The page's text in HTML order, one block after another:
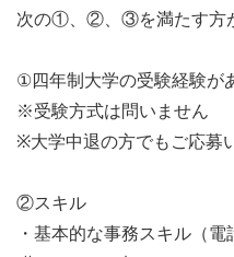
次の①、②、③を満たす方
①四年制大学の受験経験が
※受験方式は問いません
※大学中退の方でもご応募
②スキル
・基本的な事務スキル（